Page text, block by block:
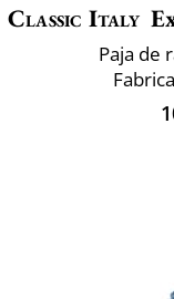
Classic Italy
Paja de